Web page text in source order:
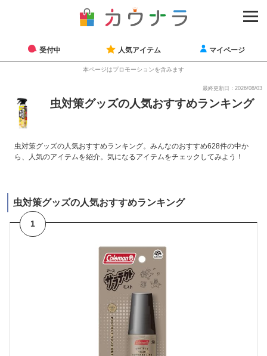
受付中 人気アイテム マイページ
本ページはプロモーションを含みます
最終更新日：2026/08/03
虫対策グッズの人気おすすめランキング
虫対策グッズの人気おすすめランキング。みんなのおすすめ628件の中か
ら、人気のアイテムを紹介。気になるアイテムをチェックしてみよう！
虫対策グッズの人気おすすめランキング
1